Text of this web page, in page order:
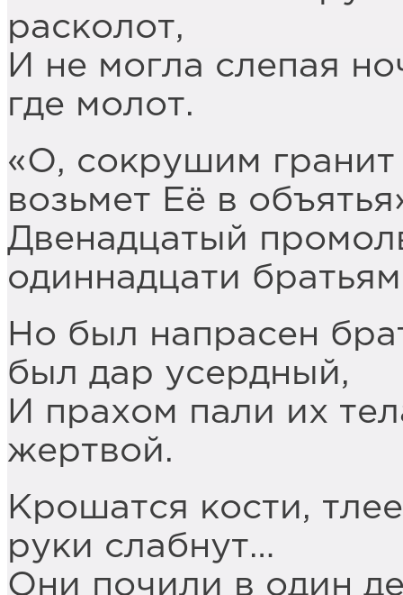
расколот,
И не могла слепая
где молот.
«О, сокрушим
возьмет Её в
Двенадцатый
одиннадцати
Но был напрасен
был дар усердный,
И прахом пали их
жертвой.
Крошатся кости,
руки слабнут…
Они почили в один